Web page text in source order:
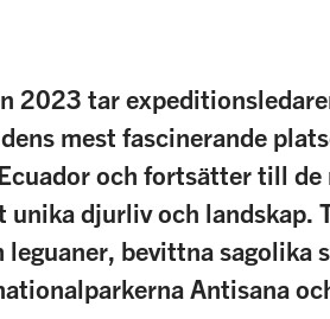
2023 tar
mest fascinerande
och fortsätter till de
djurliv och landskap.
bevittna sagolika
Antisana